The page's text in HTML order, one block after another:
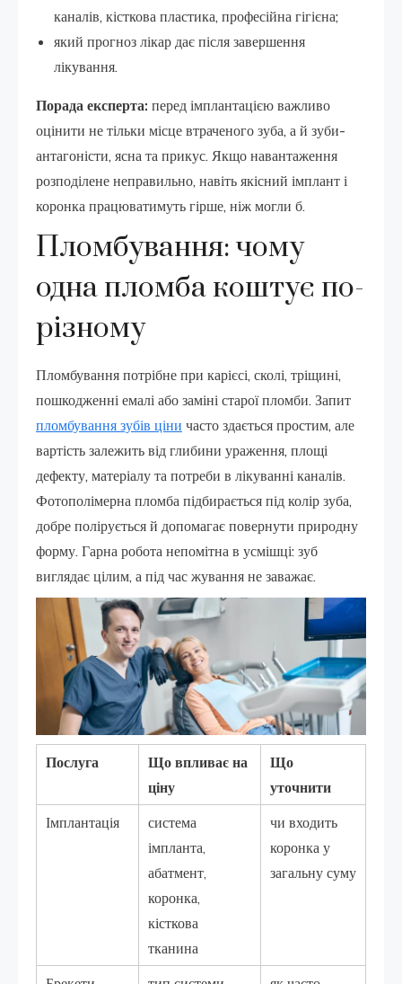
каналів, кісткова пластика, професійна гігієна;
який прогноз лікар дає після завершення
лікування.
Порада експерта: перед імплантацією важливо
оцінити не тільки місце втраченого зуба, а й зуби-
антагоністи, ясна та прикус. Якщо навантаження
розподілене неправильно, навіть якісний імплант і
коронка працюватимуть гірше, ніж могли б.
Пломбування: чому
одна пломба коштує по-
різному
Пломбування потрібне при карієсі, сколі, тріщині,
пошкодженні емалі або заміні старої пломби. Запит
пломбування зубів ціни часто здається простим, але
вартість залежить від глибини ураження, площі
дефекту, матеріалу та потреби в лікуванні каналів.
Фотополімерна пломба підбирається під колір зуба,
добре полірується й допомагає повернути природну
форму. Гарна робота непомітна в усмішці: зуб
виглядає цілим, а під час жування не заважає.
Послуга
Що впливає на
ціну
Що
уточнити
Імплантація
система
імпланта,
абатмент,
коронка,
кісткова
тканина
чи входить
коронка у
загальну суму